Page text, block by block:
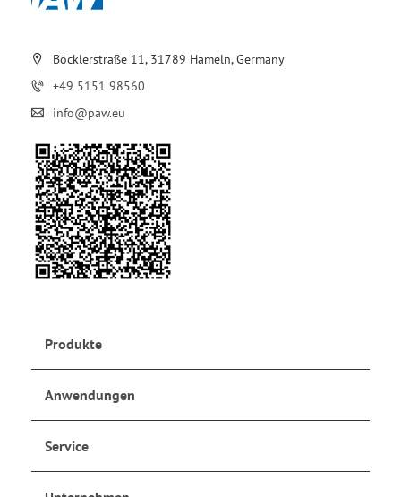
Böcklerstraße 11, 31789 Hameln, Germany
+49 5151 98560
info@paw.eu
Produkte
Anwendungen
Service